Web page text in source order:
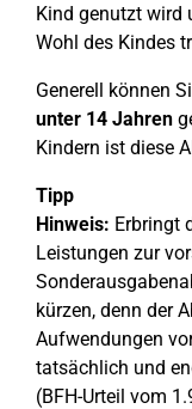
Kind genutzt wird
Wohl des Kindes
Generell können
unter 14 Jahren
Kindern ist diese
Tipp
Hinweis: Erbringt
Leistungen zur
kürzen, denn der
Aufwendungen
tatsächlich und
(BFH-Urteil vom